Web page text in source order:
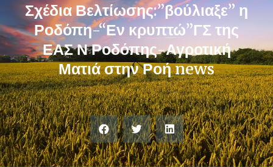
Σχέδια Βελτίωσης:”βούλιαξε” η
Ροδόπη-“Εν κρυπτώ”ΓΣ της
ΕΑΣ Ν Ροδόπης-Αγροτική
Ματιά στην Ροή news